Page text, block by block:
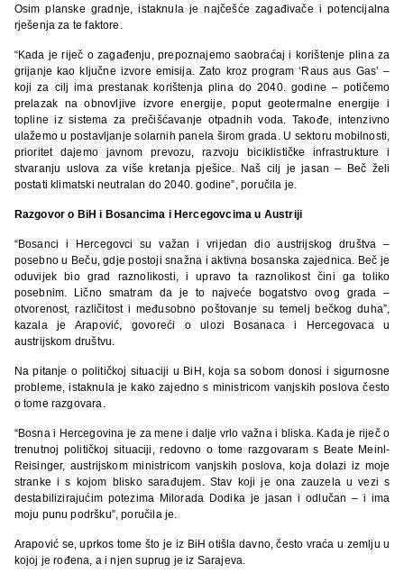
Osim planske gradnje, istaknula je najčešće zagađivače i potencijalna
rješenja za te faktore.
“Kada je riječ o zagađenju, prepoznajemo saobraćaj i korištenje plina za
grijanje kao ključne izvore emisija. Zato kroz program ‘Raus aus Gas’ –
koji za cilj ima prestanak korištenja plina do 2040. godine – potičemo
prelazak na obnovljive izvore energije, poput geotermalne energije i
topline iz sistema za prečišćavanje otpadnih voda. Takođe, intenzivno
ulažemo u postavljanje solarnih panela širom grada. U sektoru mobilnosti,
prioritet dajemo javnom prevozu, razvoju biciklističke infrastrukture i
stvaranju uslova za više kretanja pješice. Naš cilj je jasan – Beč želi
postati klimatski neutralan do 2040. godine”, poručila je.
Razgovor o BiH i Bosancima i Hercegovcima u Austriji
“Bosanci i Hercegovci su važan i vrijedan dio austrijskog društva –
posebno u Beču, gdje postoji snažna i aktivna bosanska zajednica. Beč je
oduvijek bio grad raznolikosti, i upravo ta raznolikost čini ga toliko
posebnim. Lično smatram da je to najveće bogatstvo ovog grada –
otvorenost, različitost i međusobno poštovanje su temelj bečkog duha”,
kazala je Arapović, govoreći o ulozi Bosanaca i Hercegovaca u
austrijskom društvu.
Na pitanje o političkoj situaciji u BiH, koja sa sobom donosi i sigurnosne
probleme, istaknula je kako zajedno s ministricom vanjskih poslova često
o tome razgovara.
“Bosna i Hercegovina je za mene i dalje vrlo važna i bliska. Kada je riječ o
trenutnoj političkoj situaciji, redovno o tome razgovaram s Beate Meinl-
Reisinger, austrijskom ministricom vanjskih poslova, koja dolazi iz moje
stranke i s kojom blisko sarađujem. Stav koji je ona zauzela u vezi s
destabilizirajućim potezima Milorada Dodika je jasan i odlučan – i ima
moju punu podršku”, poručila je.
Arapović se, uprkos tome što je iz BiH otišla davno, često vraća u zemlju u
kojoj je rođena, a i njen suprug je iz Sarajeva.